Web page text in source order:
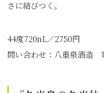
さに結びつく。
44度720nL／2750円
問い合わせ：八重泉酒造